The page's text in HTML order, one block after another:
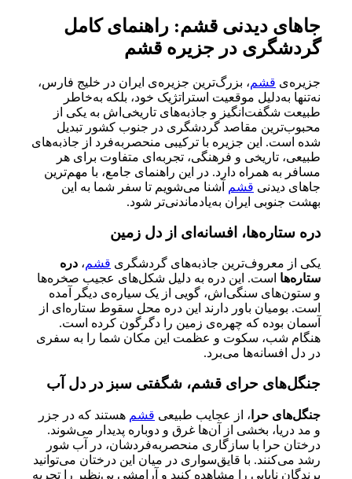
جاهای دیدنی قشم: راهنمای کامل
گردشگری در جزیره قشم
جزیره‌ی قشم، بزرگ‌ترین جزیره‌ی ایران در خلیج فارس،
نه‌تنها به‌دلیل موقعیت استراتژیک خود، بلکه به‌خاطر
طبیعت شگفت‌انگیز و جاذبه‌های تاریخی‌اش به یکی از
محبوب‌ترین مقاصد گردشگری در جنوب کشور تبدیل
شده است. این جزیره‌ با ترکیبی منحصربه‌فرد از جاذبه‌های
طبیعی، تاریخی و فرهنگی، تجربه‌ای متفاوت برای هر
مسافر به همراه دارد. در این راهنمای جامع، با مهم‌ترین
جاهای دیدنی قشم
آشنا می‌شویم تا سفر شما به این
بهشت جنوبی ایران به‌یادماندنی‌تر شود.
دره ستاره‌ها، افسانه‌ای از دل زمین
یکی از معروف‌ترین جاذبه‌های گردشگری قشم، دره
ستاره‌ها است. این دره به دلیل شکل‌های عجیب صخره‌ها
و ستون‌های سنگی‌اش، گویی از یک سیاره‌ی دیگر آمده
است. بومیان باور دارند این دره محل سقوط ستاره‌ای از
آسمان بوده که چهره‌ی زمین را دگرگون کرده است.
هنگام شب، سکوت و عظمت این مکان شما را به سفری
در دل افسانه‌ها می‌برد.
جنگل‌های حرای قشم، شگفتی سبز در دل آب
جنگل‌های حرا ، از عجایب طبیعی قشم هستند که در جزر
و مد دریا، بخشی از آن‌ها غرق و دوباره پدیدار می‌شوند.
درختان حرا با سازگاری منحصربه‌فردشان، در آب شور
رشد می‌کنند. با قایق‌سواری در میان این درختان می‌توانید
پرندگان نایابی را مشاهده کنید و آرامشی بی‌نظیر را تجربه